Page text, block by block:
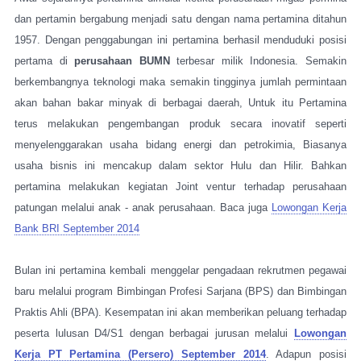
dan pertamin bergabung menjadi satu dengan nama pertamina ditahun
1957. Dengan penggabungan ini pertamina berhasil menduduki posisi
pertama di perusahaan BUMN
terbesar milik Indonesia. Semakin
berkembangnya teknologi maka semakin tingginya jumlah permintaan
akan bahan bakar minyak di berbagai daerah, Untuk itu Pertamina
terus melakukan pengembangan produk secara inovatif seperti
menyelenggarakan usaha bidang energi dan petrokimia, Biasanya
usaha bisnis ini mencakup dalam sektor Hulu dan Hilir. Bahkan
pertamina melakukan kegiatan Joint ventur terhadap perusahaan
patungan melalui anak - anak perusahaan. Baca juga Lowongan Kerja
Bank BRI September 2014
Bulan ini pertamina kembali menggelar pengadaan rekrutmen pegawai
baru melalui program Bimbingan Profesi Sarjana (BPS) dan Bimbingan
Praktis Ahli (BPA). Kesempatan ini akan memberikan peluang terhadap
peserta lulusan D4/S1 dengan berbagai jurusan melalui
Lowongan
Kerja PT Pertamina (Persero) September 2014. Adapun posisi